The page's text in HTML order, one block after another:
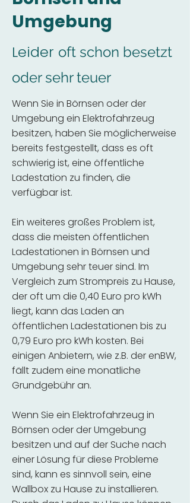
Umgebung
Leider oft schon besetzt
oder sehr teuer
Wenn Sie in Börnsen oder der
Umgebung ein Elektrofahrzeug
besitzen, haben Sie möglicherweise
bereits festgestellt, dass es oft
schwierig ist, eine öffentliche
Ladestation zu finden, die
verfügbar ist.
Ein weiteres großes Problem ist,
dass die meisten öffentlichen
Ladestationen in Börnsen und
Umgebung sehr teuer sind. Im
Vergleich zum Strompreis zu Hause,
der oft um die 0,40 Euro pro kWh
liegt, kann das Laden an
öffentlichen Ladestationen bis zu
0,79 Euro pro kWh kosten. Bei
einigen Anbietern, wie z.B. der enBW,
fällt zudem eine monatliche
Grundgebühr an.
Wenn Sie ein Elektrofahrzeug in
Börnsen oder der Umgebung
besitzen und auf der Suche nach
einer Lösung für diese Probleme
sind, kann es sinnvoll sein, eine
Wallbox zu Hause zu installieren.